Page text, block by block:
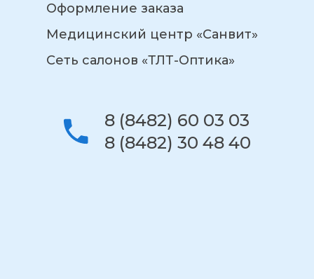
Оформление заказа
Медицинский центр «Санвит»
Сеть салонов «ТЛТ-Оптика»
8 (8482) 60 03 03
8 (8482) 30 48 40